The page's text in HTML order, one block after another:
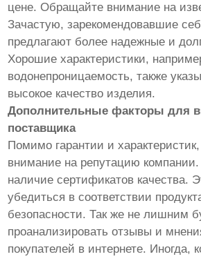
цене. Обращайте внимание на
Зачастую, зарекомендовавшие
предлагают более надежные и
Хорошие характеристики,
водонепроницаемость, также
высокое качество изделия.
Дополнительные факторы для
поставщика
Помимо гарантии и
внимание на репутацию компании.
наличие сертификатов качества.
убедиться в соответствии
безопасности. Так же не лишним
проанализировать отзывы и
покупателей в интернете. Иногда,